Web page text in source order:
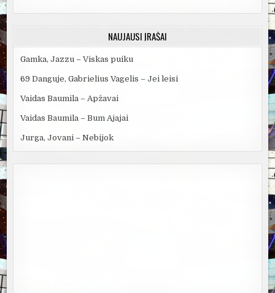
NAUJAUSI ĮRAŠAI
Gamka, Jazzu – Viskas puiku
69 Danguje, Gabrielius Vagelis – Jei leisi
Vaidas Baumila – Apžavai
Vaidas Baumila – Bum Ajajai
Jurga, Jovani – Nebijok